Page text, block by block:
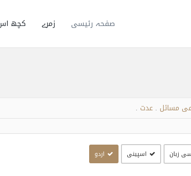
صفحہ رئیسی زمرے کچھ اس
مسائل عدت
زبان اسپینی اردو